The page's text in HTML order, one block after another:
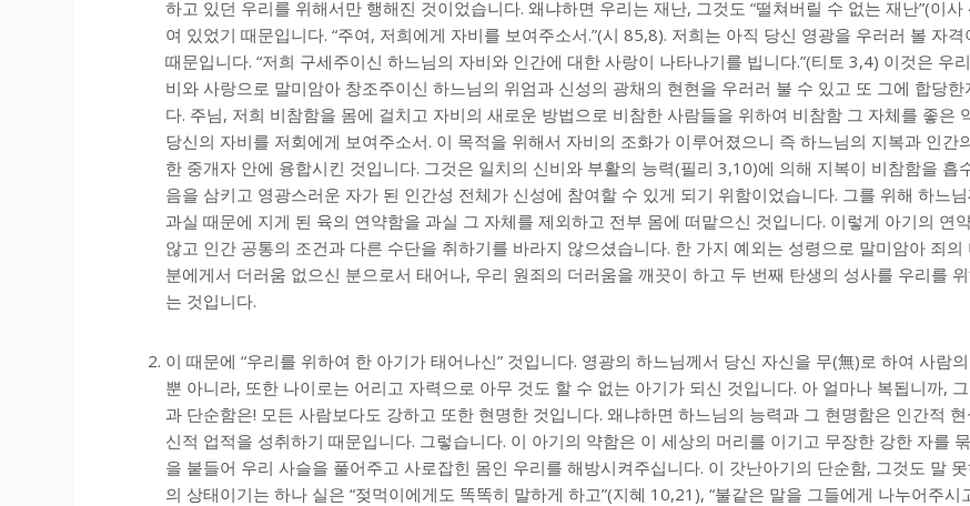
하고 있던 우리를 위해서만 행해진 것이었습니다. 왜냐하면 우리는 재난, 그것도 “떨쳐버릴 수 없는 재난”(이
여 있었기 때문입니다. “주여, 저희에게 자비를 보여주소서.”(시 85,8). 저희는 아직 당신 영광을 우러러 볼 자격
때문입니다. “저희 구세주이신 하느님의 자비와 인간에 대한 사랑이 나타나기를 빕니다.”(티토 3,4) 이것은 우
비와 사랑으로 말미암아 창조주이신 하느님의 위엄과 신성의 광채의 현현을 우러러 불 수 있고 또 그에 합당한
다. 주님, 저희 비참함을 몸에 걸치고 자비의 새로운 방법으로 비참한 사람들을 위하여 비참함 그 자체를 좋은
당신의 자비를 저회에게 보여주소서. 이 목적을 위해서 자비의 조화가 이루어졌으니 즉 하느님의 지복과 인간
한 중개자 안에 융합시킨 것입니다. 그것은 일치의 신비와 부활의 능력(필리 3,10)에 의해 지복이 비참함을 흡
음을 삼키고 영광스러운 자가 된 인간성 전체가 신성에 참여할 수 있게 되기 위함이었습니다. 그를 위해 하느
과실 때문에 지게 된 육의 연약함을 과실 그 자체를 제외하고 전부 몸에 떠맡으신 것입니다. 이렇게 아기의 연
않고 인간 공통의 조건과 다른 수단을 취하기를 바라지 않으셨습니다. 한 가지 예외는 성령으로 말미암아 죄의
분에게서 더러움 없으신 분으로서 태어나, 우리 원죄의 더러움을 깨끗이 하고 두 번째 탄생의 성사를 우리를
는 것입니다.
이 때문에 “우리를 위하여 한 아기가 태어나신” 것입니다. 영광의 하느님께서 당신 자신을 무(無)로 하여 사람
뿐 아니라, 또한 나이로는 어리고 자력으로 아무 것도 할 수 없는 아기가 되신 것입니다. 아 얼마나 복됩니까,
과 단순함은! 모든 사람보다도 강하고 또한 현명한 것입니다. 왜냐하면 하느님의 능력과 그 현명함은 인간적
신적 업적을 성취하기 때문입니다. 그렇습니다. 이 아기의 약함은 이 세상의 머리를 이기고 무장한 강한 자를
을 붙들어 우리 사슬을 풀어주고 사로잡힌 몸인 우리를 해방시켜주십니다. 이 갓난아기의 단순함, 그것도 말
의 상태이기는 하나 실은 “젖먹이에게도 똑똑히 말하게 하고”(지혜 10,21), “불같은 말을 그들에게 나누어주시